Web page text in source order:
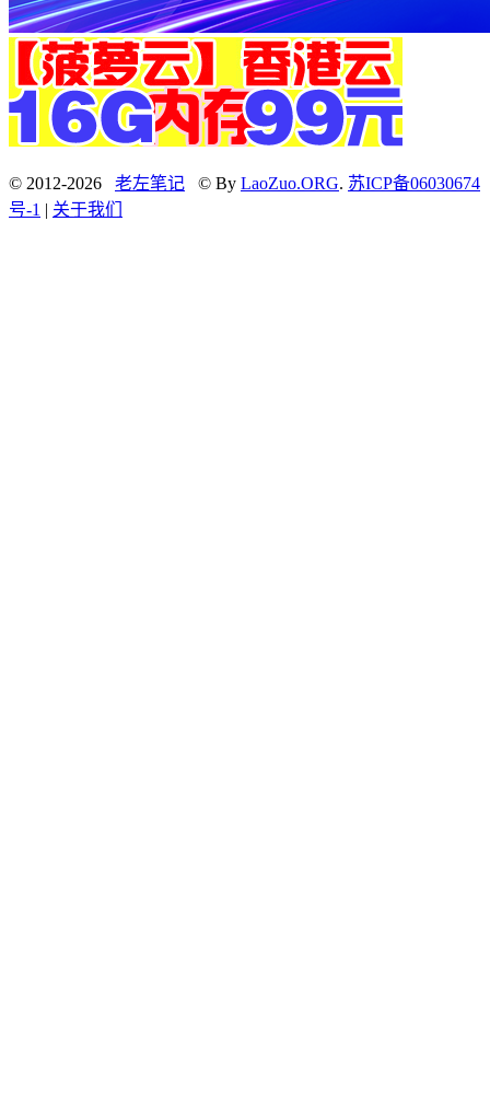
© 2012-2026 老左笔记 © By LaoZuo.ORG. 苏ICP备06030674
号-1 | 关于我们